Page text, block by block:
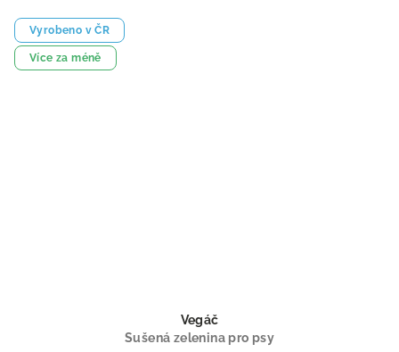
Vyrobeno v ČR
Více za méně
Vegáč
Sušená zelenina pro psy